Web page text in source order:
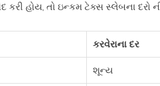
કરી હોય, તો ઇન્કમ ટેક્સ સ્લેબના
કરવેરાના દર
શૂન્ય